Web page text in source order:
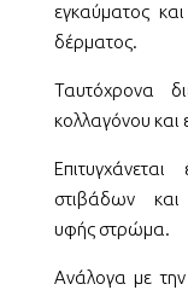
εγκαύματος
δέρματος.
Ταυτόχρονα
κολλαγόνου και
στιβάδων και
υφής στρώμα.
Ανάλογα με